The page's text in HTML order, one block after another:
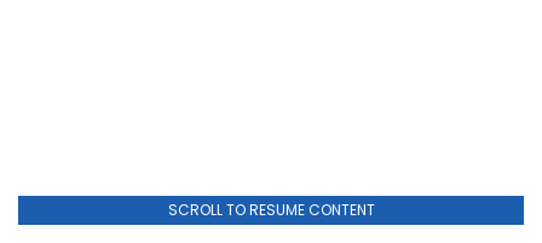
SCROLL TO RESUME CONTENT